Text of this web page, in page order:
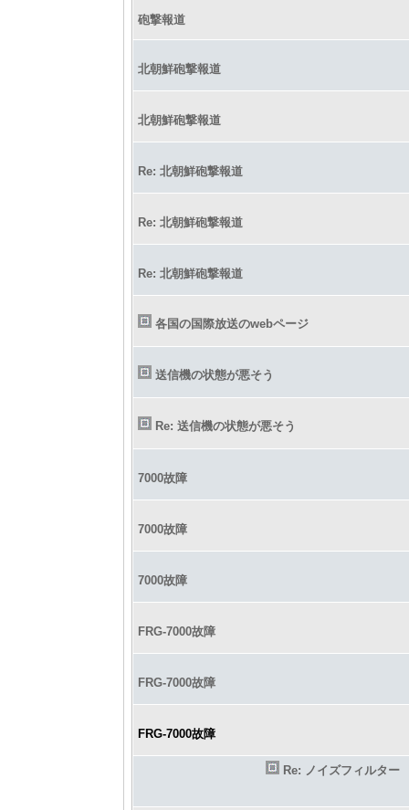
砲撃報道
北朝鮮砲撃報道
北朝鮮砲撃報道
Re: 北朝鮮砲撃報道
Re: 北朝鮮砲撃報道
Re: 北朝鮮砲撃報道
各国の国際放送のwebページ
送信機の状態が悪そう
Re: 送信機の状態が悪そう
7000故障
7000故障
7000故障
FRG-7000故障
FRG-7000故障
FRG-7000故障
Re: ノイズフィルター